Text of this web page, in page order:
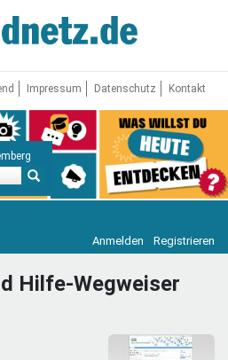
Impressum Datenschutz Kontakt
Anmelden Registrieren
Hilfe-Wegweiser